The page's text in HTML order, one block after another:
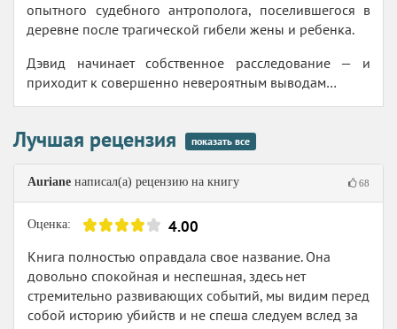
опытного судебного антрополога, поселившегося в
деревне после трагической гибели жены и ребенка.
Дэвид начинает собственное расследование — и
приходит к совершенно невероятным выводам…
Лучшая рецензия показать все
Auriane написал(а) рецензию на книгу 68
Оценка: 4.00
Книга полностью оправдала свое название. Она
довольно спокойная и неспешная, здесь нет
стремительно развивающих событий, мы видим перед
собой историю убийств и не спеша следуем вслед за